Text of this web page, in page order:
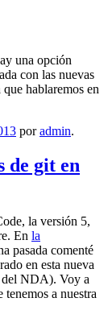
una opción
con las nuevas
hablaremos en
poradmin.
de git en
la versión 5,
En la
pasada comenté
en esta nueva
del NDA). Voy a
tenemos a nuestra